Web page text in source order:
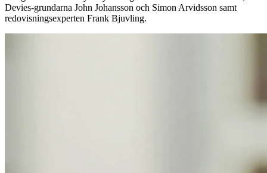
Devies‑grundarna John Johansson och Simon Arvidsson samt
redovisningsexperten Frank Bjuvling.